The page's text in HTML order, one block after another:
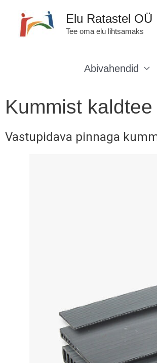
Elu Ratastel OÜ
Tee oma elu lihtsamaks
Abivahendid
Kummist kaldtee
Vastupidava pinnaga